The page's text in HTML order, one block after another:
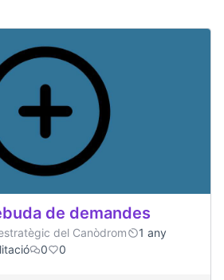
de demandes
del Canòdrom
1 any
0 0